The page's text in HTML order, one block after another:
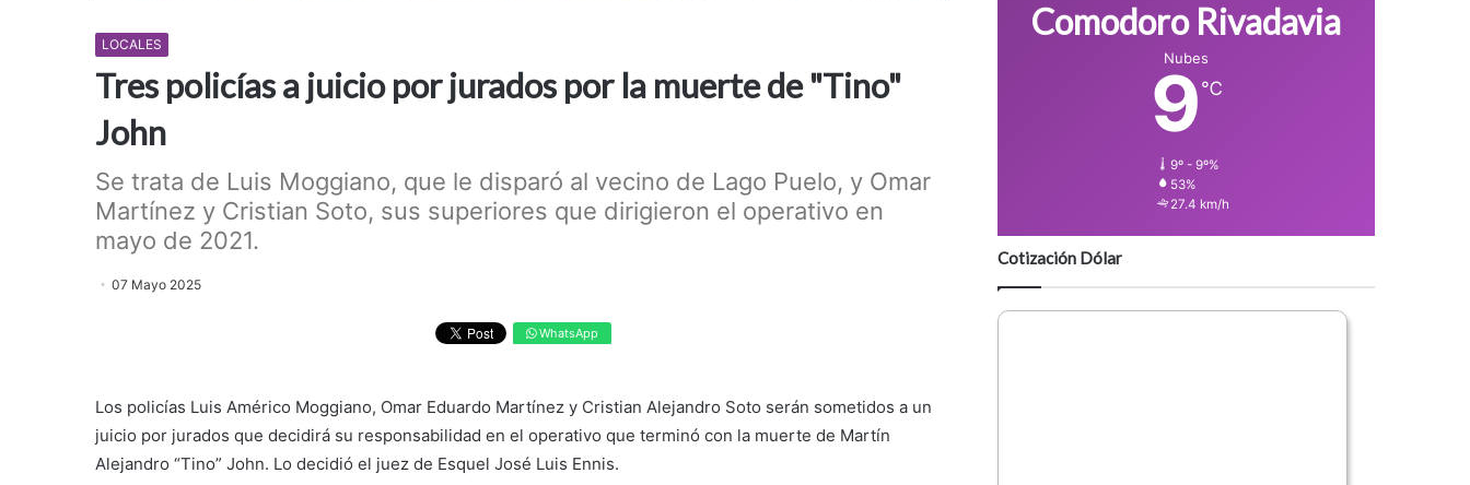
LOCALES
Tres policías a juicio por jurados por la muerte de "Tino"
John
Se trata de Luis Moggiano, que le disparó al vecino de Lago Puelo, y Omar
Martínez y Cristian Soto, sus superiores que dirigieron el operativo en
mayo de 2021.
07 Mayo 2025
WhatsApp
Los policías Luis Américo Moggiano, Omar Eduardo Martínez y Cristian Alejandro Soto serán sometidos a un
juicio por jurados que decidirá su responsabilidad en el operativo que terminó con la muerte de Martín
Alejandro “Tino” John. Lo decidió el juez de Esquel José Luis Ennis.
Comodoro Rivadavia
Nubes
9 ℃
9º - 9º%
53%
27.4 km/h
Cotización Dólar